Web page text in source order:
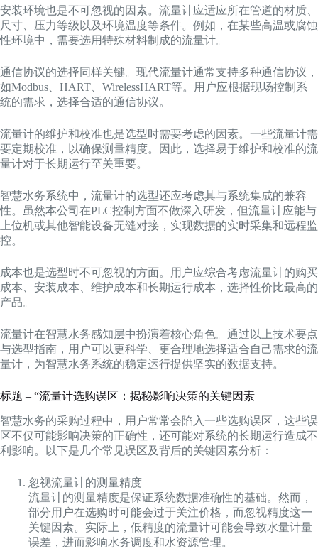
安装环境也是不可忽视的因素。流量计应适应所在管道的材质、
尺寸、压力等级以及环境温度等条件。例如，在某些高温或腐蚀
性环境中，需要选用特殊材料制成的流量计。
通信协议的选择同样关键。现代流量计通常支持多种通信协议，
如Modbus、HART、WirelessHART等。用户应根据现场控制系
统的需求，选择合适的通信协议。
流量计的维护和校准也是选型时需要考虑的因素。一些流量计需
要定期校准，以确保测量精度。因此，选择易于维护和校准的流
量计对于长期运行至关重要。
智慧水务系统中，流量计的选型还应考虑其与系统集成的兼容
性。虽然本公司在PLC控制方面不做深入研发，但流量计应能与
上位机或其他智能设备无缝对接，实现数据的实时采集和远程监
控。
成本也是选型时不可忽视的方面。用户应综合考虑流量计的购买
成本、安装成本、维护成本和长期运行成本，选择性价比最高的
产品。
流量计在智慧水务感知层中扮演着核心角色。通过以上技术要点
与选型指南，用户可以更科学、更合理地选择适合自己需求的流
量计，为智慧水务系统的稳定运行提供坚实的数据支持。
标题 – “流量计选购误区：揭秘影响决策的关键因素
智慧水务的采购过程中，用户常常会陷入一些选购误区，这些误
区不仅可能影响决策的正确性，还可能对系统的长期运行造成不
利影响。以下是几个常见误区及背后的关键因素分析：
忽视流量计的测量精度
流量计的测量精度是保证系统数据准确性的基础。然而，
部分用户在选购时可能会过于关注价格，而忽视精度这一
关键因素。实际上，低精度的流量计可能会导致水量计量
误差，进而影响水务调度和水资源管理。